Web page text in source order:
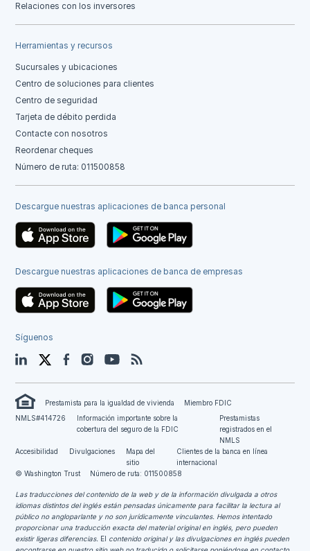
Relaciones con los inversores
Herramientas y recursos
Sucursales y ubicaciones
Centro de soluciones para clientes
Centro de seguridad
Tarjeta de débito perdida
Contacte con nosotros
Reordenar cheques
Número de ruta: 011500858
Descargue nuestras aplicaciones de banca personal
Descargue nuestras aplicaciones de banca de empresas
Síguenos
LinkedIn TwitterFacebookInstagramYouTube
Prestamista para la igualdad de vivienda
Miembro FDIC
NMLS#414726
Información importante sobre la
cobertura del seguro de la FDIC
Prestamistas
registrados en el
NMLS
Accesibilidad
Divulgaciones
Mapa del
sitio
Clientes de la banca en línea
internacional
© Washington Trust
Número de ruta: 011500858
Las traducciones del contenido de la web y de la información divulgada a otros
idiomas distintos del inglés están pensadas únicamente para facilitar la lectura al
público no angloparlante y no son jurídicamente vinculantes. Hemos intentado
proporcionar una traducción exacta del material original en inglés, pero pueden
existir ligeras diferencias. El contenido original y las divulgaciones en inglés pueden